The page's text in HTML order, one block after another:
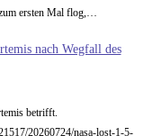
ersten Mal flog,…
nach Wegfall des
betrifft.
20260724/nasa-lost-1-5-